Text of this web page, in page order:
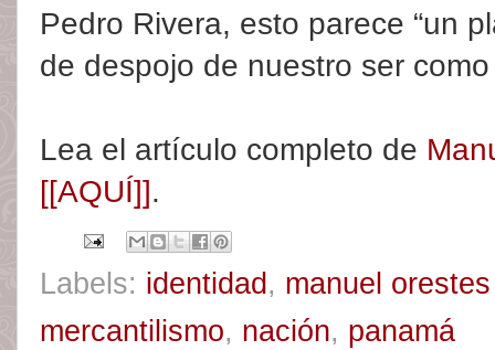
Pedro Rivera, esto parece “un
de despojo de nuestro ser
Lea el artículo completo de
[[AQUÍ]].
Labels: identidad , manuel
mercantilismo, nación, panamá